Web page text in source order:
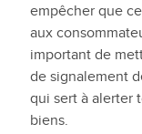
empêcher que
aux
important de
de signalement
qui sert à alerter
biens.